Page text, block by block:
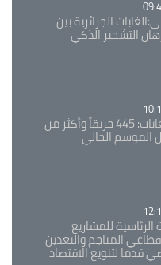
الجزائرية بين
التشجير الذكي
المدير العام للغابات: 445 حريقاً وأكثر من
للمشاريع
المناجم والتعدين
لتنويع الاقتصاد